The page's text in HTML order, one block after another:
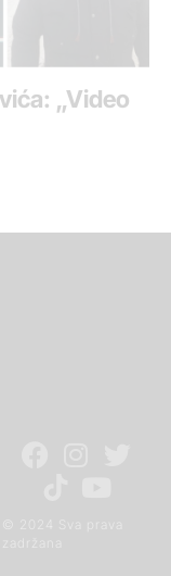
„Video
© 2024 Sva prava